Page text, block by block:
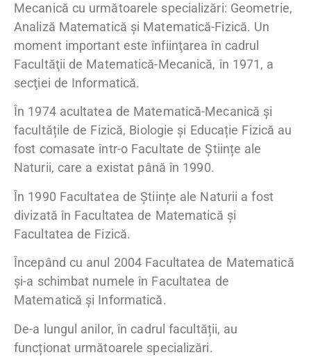
Mecanică cu următoarele specializări: Geometrie,
Analiză Matematică și Matematică-Fizică. Un
moment important este înfiinţarea în cadrul
Facultăţii de Matematică-Mecanică, în 1971, a
secţiei de Informatică.
În 1974 acultatea de Matematică-Mecanică și
facultățile de Fizică, Biologie și Educație Fizică au
fost comasate într-o Facultate de Științe ale
Naturii, care a existat până în 1990.
În 1990 Facultatea de Științe ale Naturii a fost
divizată în Facultatea de Matematică și
Facultatea de Fizică.
Începând cu anul 2004 Facultatea de Matematică
și-a schimbat numele în Facultatea de
Matematică și Informatică.
De-a lungul anilor, în cadrul facultății, au
funcționat următoarele specializări.